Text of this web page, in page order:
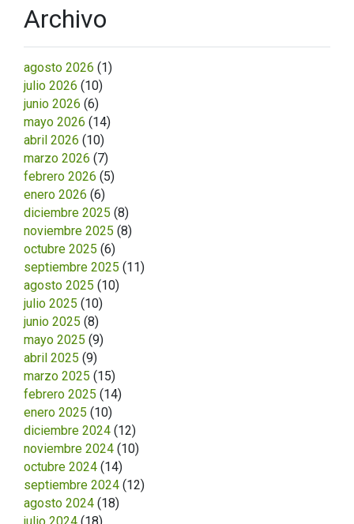
Archivo
agosto 2026 (1)
julio 2026 (10)
junio 2026 (6)
mayo 2026 (14)
abril 2026 (10)
marzo 2026 (7)
febrero 2026 (5)
enero 2026 (6)
diciembre 2025 (8)
noviembre 2025 (8)
octubre 2025 (6)
septiembre 2025 (11)
agosto 2025 (10)
julio 2025 (10)
junio 2025 (8)
mayo 2025 (9)
abril 2025 (9)
marzo 2025 (15)
febrero 2025 (14)
enero 2025 (10)
diciembre 2024 (12)
noviembre 2024 (10)
octubre 2024 (14)
septiembre 2024 (12)
agosto 2024 (18)
julio 2024 (18)